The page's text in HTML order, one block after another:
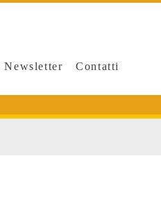
Newsletter Contatti